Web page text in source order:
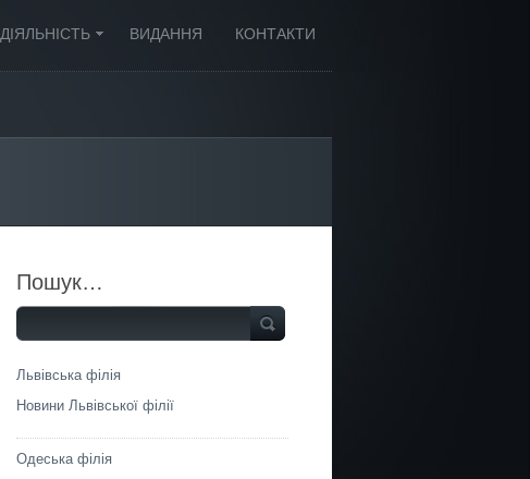
ДІЯЛЬНІСТЬ ВИДАННЯ КОНТАКТИ
Пошук…
Львівська філія
Новини Львівської філії
Одеська філія